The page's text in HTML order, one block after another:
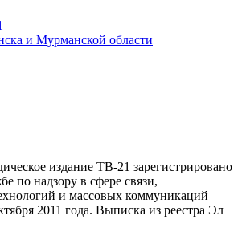
и Мурманской области
издание ТВ-21 зарегистрировано
по надзору в сфере связи,
и массовых коммуникаций
2011 года. Выписка из реестра Эл